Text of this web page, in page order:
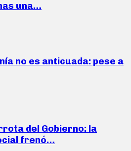
una…
no es anticuada: pese a
del Gobierno: la
frenó…